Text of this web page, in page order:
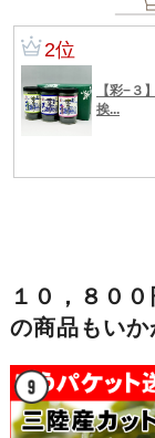
１０，８０
の商品もいか